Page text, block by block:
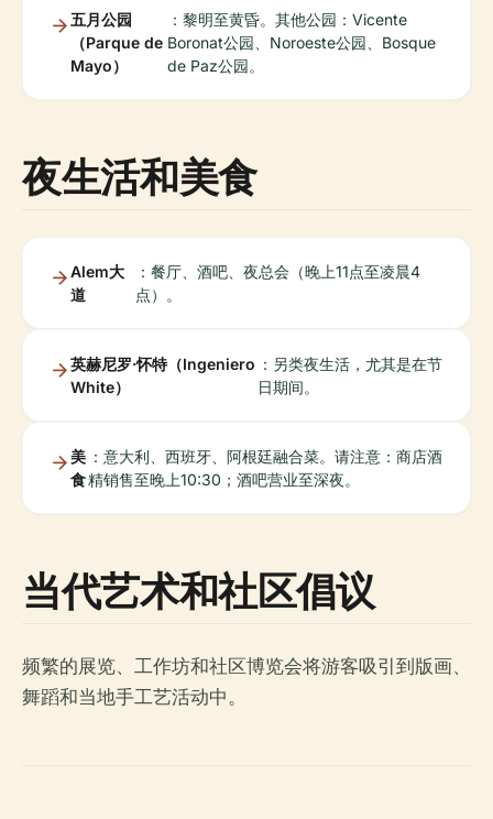
五月公园
（Parque de
Mayo）
：黎明至黄昏。其他公园：Vicente
Boronat公园、Noroeste公园、Bosque
de Paz公园。
夜生活和美食
Alem大
道
：餐厅、酒吧、夜总会（晚上11点至凌晨4
点）。
英赫尼罗·怀特（Ingeniero
White）
：另类夜生活，尤其是在节
日期间。
美
食
：意大利、西班牙、阿根廷融合菜。请注意：商店酒
精销售至晚上10:30；酒吧营业至深夜。
当代艺术和社区倡议
频繁的展览、工作坊和社区博览会将游客吸引到版画、
舞蹈和当地手工艺活动中。